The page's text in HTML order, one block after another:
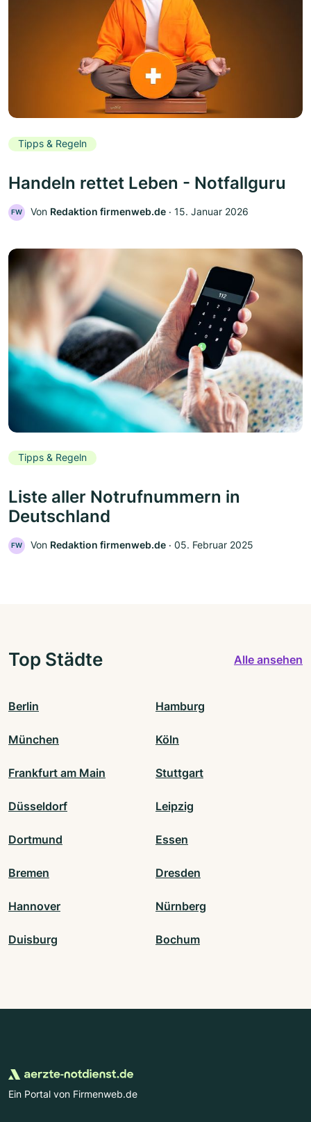
Tipps & Regeln
Handeln rettet Leben - Notfallguru
FW Von Redaktion firmenweb.de ‧ 15. Januar 2026
Tipps & Regeln
Liste aller Notrufnummern in
Deutschland
FW Von Redaktion firmenweb.de ‧ 05. Februar 2025
Top Städte Alle ansehen
Berlin Hamburg
München Köln
Frankfurt am Main Stuttgart
Düsseldorf Leipzig
Dortmund Essen
Bremen Dresden
Hannover Nürnberg
Duisburg Bochum
Ein Portal von Firmenweb.de